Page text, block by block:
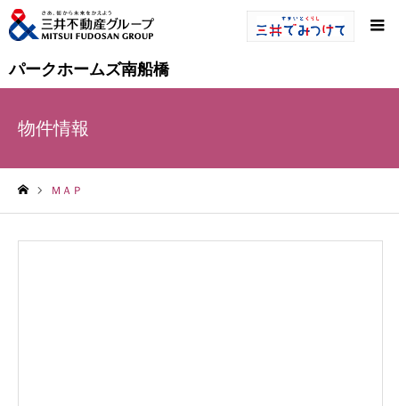
パークホームズ南船橋
物件情報
ＭＡＰ